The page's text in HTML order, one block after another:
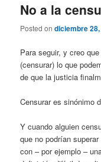
No a la
Posted ondiciembre
Para seguir, y creo
(censurar) lo que
de que la justicia
Censurar es sinónimo
Y cuando alguien
que no podrían
con – por ejemplo –